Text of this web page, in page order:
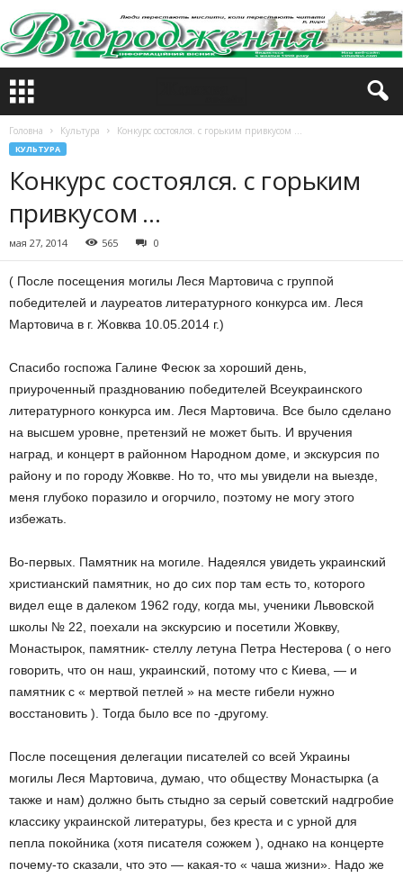
Головна Культура Конкурс состоялся. с горьким привкусом …
КУЛЬТУРА
Конкурс состоялся. с горьким
привкусом …
мая 27, 2014 565 0
( После посещения могилы Леся Мартовича с группой
победителей и лауреатов литературного конкурса им. Леся
Мартовича в г. Жовква 10.05.2014 г.)
Спасибо госпожа Галине Фесюк за хороший день,
приуроченный празднованию победителей Всеукраинского
литературного конкурса им. Леся Мартовича. Все было сделано
на высшем уровне, претензий не может быть. И вручения
наград, и концерт в районном Народном доме, и экскурсия по
району и по городу Жовкве. Но то, что мы увидели на выезде,
меня глубоко поразило и огорчило, поэтому не могу этого
избежать.
Во-первых. Памятник на могиле. Надеялся увидеть украинский
христианский памятник, но до сих пор там есть то, которого
видел еще в далеком 1962 году, когда мы, ученики Львовской
школы № 22, поехали на экскурсию и посетили Жовкву,
Монастырок, памятник- стеллу летуна Петра Нестерова ( о него
говорить, что он наш, украинский, потому что с Киева, — и
памятник с « мертвой петлей » на месте гибели нужно
восстановить ). Тогда было все по -другому.
После посещения делегации писателей со всей Украины
могилы Леся Мартовича, думаю, что обществу Монастырка (а
также и нам) должно быть стыдно за серый советский надгробие
классику украинской литературы, без креста и с урной для
пепла покойника (хотя писателя сожжем ), однако на концерте
почему-то сказали, что это — какая-то « чаша жизни». Надо же